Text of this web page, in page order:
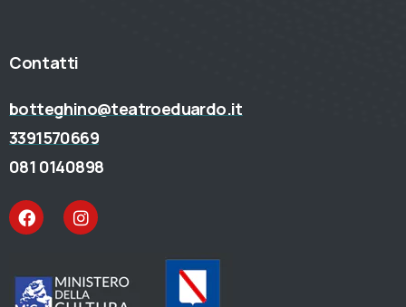
Contatti
botteghino@teatroeduardo.it
3391570669
081 0140898